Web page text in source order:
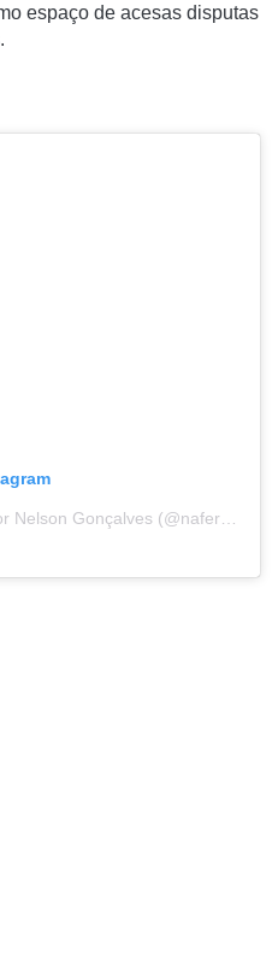
espaço de acesas disputas